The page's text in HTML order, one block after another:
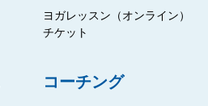
ヨガレッスン（オンライン）
チケット
コーチング